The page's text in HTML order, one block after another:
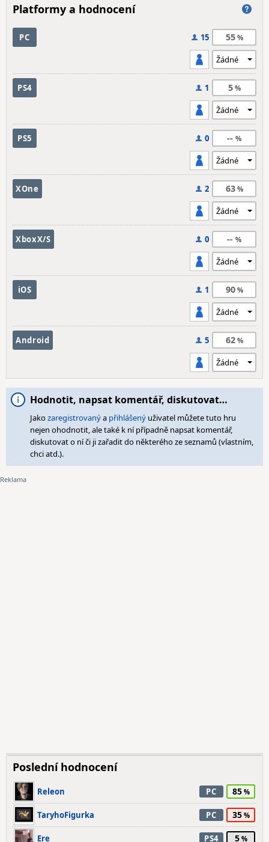
Platformy a hodnocení
PC 15 55
PS4 1 5
PS5 0 --
XOne 2 63
XboxX/S 0 --
iOS 1 90
Android 5 62
Hodnotit, napsat komentář, diskutovat…
Jakozaregistrovanýa přihlášený uživatel můžete tuto hru
nejen ohodnotit, ale také k ní případně napsat komentář,
diskutovat o ní či ji zařadit do některého ze seznamů (vlastním,
chci atd.).
Poslední hodnocení
Releon PC 85
TaryhoFigurka PC 35
Ere PS4 5